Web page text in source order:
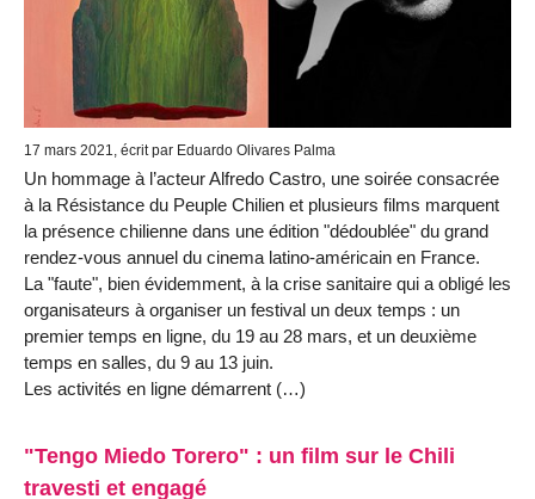
17 mars 2021, écrit par Eduardo Olivares Palma
Un hommage à l’acteur Alfredo Castro, une soirée consacrée
à la Résistance du Peuple Chilien et plusieurs films marquent
la présence chilienne dans une édition "dédoublée" du grand
rendez-vous annuel du cinema latino-américain en France.
La "faute", bien évidemment, à la crise sanitaire qui a obligé les
organisateurs à organiser un festival un deux temps : un
premier temps en ligne, du 19 au 28 mars, et un deuxième
temps en salles, du 9 au 13 juin.
Les activités en ligne démarrent (…)
"Tengo Miedo Torero" : un film sur le Chili
travesti et engagé